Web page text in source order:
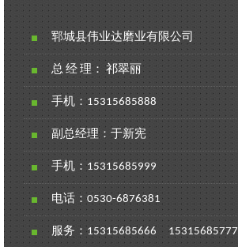
郓城县伟业达磨业有限公司
总 经 理： 祁翠丽
手机：15315685888
副总经理：于新宪
手机：15315685999
电话：0530-6876381
服务：15315685666 15315685777